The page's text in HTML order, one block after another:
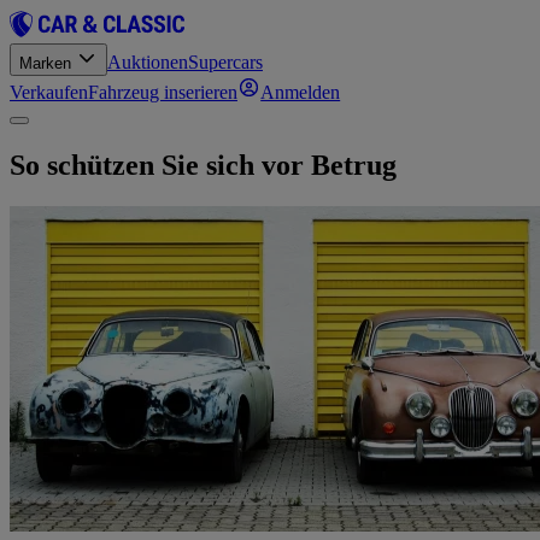
Marken AuktionenSupercars
VerkaufenFahrzeug inserieren Anmelden
So schützen Sie sich vor Betrug